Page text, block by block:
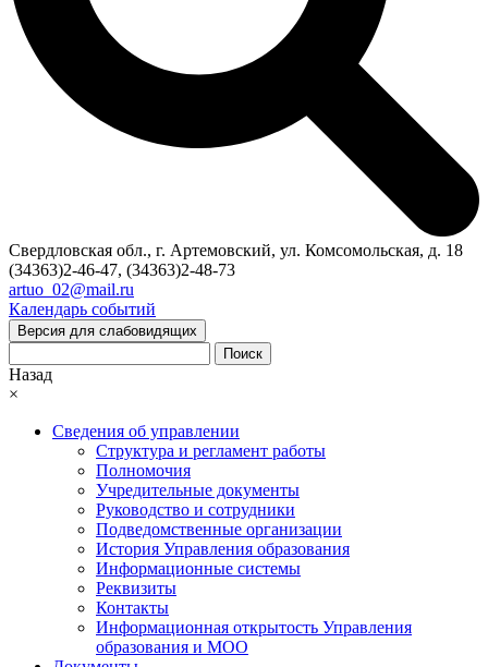
Свердловская обл., г. Артемовский, ул. Комсомольская, д. 18
(34363)2-46-47, (34363)2-48-73
artuo_02@mail.ru
Календарь событий
Версия для слабовидящих
Поиск
Назад
×
Сведения об управлении
Структура и регламент работы
Полномочия
Учредительные документы
Руководство и сотрудники
Подведомственные организации
История Управления образования
Информационные системы
Реквизиты
Контакты
Информационная открытость Управления
образования и МОО